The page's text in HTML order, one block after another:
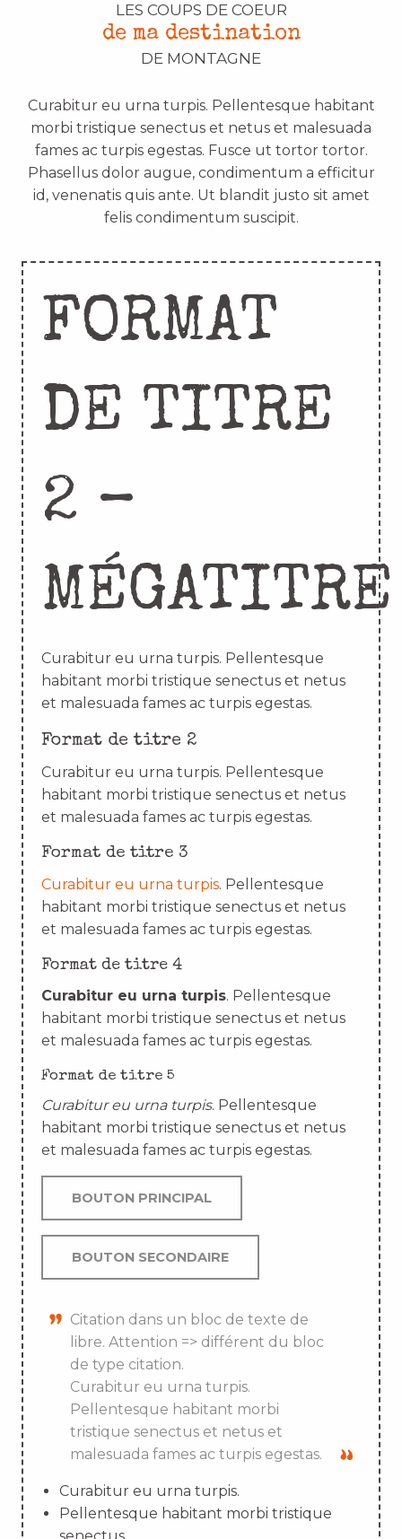
LES COUPS DE COEUR
de ma destination
DE MONTAGNE
Curabitur eu urna turpis. Pellentesque habitant
morbi tristique senectus et netus et malesuada
fames ac turpis egestas. Fusce ut tortor tortor.
Phasellus dolor augue, condimentum a efficitur
id, venenatis quis ante. Ut blandit justo sit amet
felis condimentum suscipit.
FORMAT
DE TITRE
2 –
MÉGATITRE
Curabitur eu urna turpis. Pellentesque
habitant morbi tristique senectus et netus
et malesuada fames ac turpis egestas.
Format de titre 2
Curabitur eu urna turpis. Pellentesque
habitant morbi tristique senectus et netus
et malesuada fames ac turpis egestas.
Format de titre 3
Curabitur eu urna turpis. Pellentesque
habitant morbi tristique senectus et netus
et malesuada fames ac turpis egestas.
Format de titre 4
Curabitur eu urna turpis. Pellentesque
habitant morbi tristique senectus et netus
et malesuada fames ac turpis egestas.
Format de titre 5
Curabitur eu urna turpis. Pellentesque
habitant morbi tristique senectus et netus
et malesuada fames ac turpis egestas.
BOUTON PRINCIPAL
BOUTON SECONDAIRE
Citation dans un bloc de texte de
libre. Attention => différent du bloc
de type citation.
Curabitur eu urna turpis.
Pellentesque habitant morbi
tristique senectus et netus et
malesuada fames ac turpis egestas.
Curabitur eu urna turpis.
Pellentesque habitant morbi tristique